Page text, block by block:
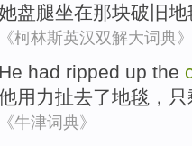
盘腿坐在那块破旧地
《柯林斯英汉双解大词典》
He had ripped up the
用力扯去了地毯 ， 只
《牛津词典》